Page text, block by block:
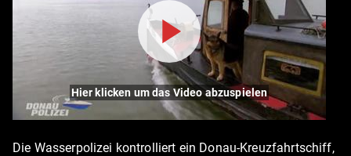
Hier klicken um das Video abzuspielen
Die Wasserpolizei kontrolliert ein Donau-Kreuzfahrtschiff,